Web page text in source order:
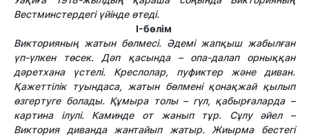
Вестминстердегі үйінде өтеді.
I-бөлім
Викторияның жатын бөлмесі. Әдемі жапқыш жабылған
үп-үлкен төсек. Дәп қасында – опа-далап орныққан
дәретхана үстелі. Креслолар, пуфиктер және диван.
Қажеттілік туындаса, жатын бөлмені қонақжай қылып
өзгертуге болады. Құмыра толы – гүл, қабырғаларда –
картина ілулі. Каминде от жанып тұр. Сұлу әйел –
Виктория диванда жантайып жатыр. Жиырма бестегі